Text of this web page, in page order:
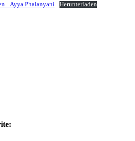
_Ayya Phalanyani Herunterladen